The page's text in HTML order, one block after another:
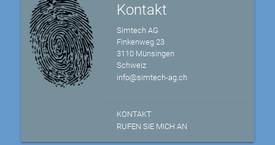
Kontakt
Simtech AG
Finkenweg 23
3110 Münsingen
Schweiz
info@simtech-ag.ch
KONTAKT
RUFEN SIE MICH AN